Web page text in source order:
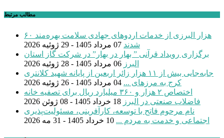
مطالب مرتبط
۶۰ هزار البرزی از خدمات اردوهای جهادی سلامت بهره‌مند
شدند 07 مرداد 1405 - 29 ژوئیه 2026
برگزاری رویداد قرآنی ” بهار در بهار” در شرکت گاز استان
البرز 06 مرداد 1405 - 28 ژوئیه 2026
جابه‌جایی بیش از ۱۱ هزار زائر اربعین از پایانه شهید کلانتری
کرج به مرزهای ... 04 مرداد 1405 - 26 ژوئیه 2026
اختصاص ۲ هزار و ۳۶۰ میلیارد ریال برای تصفیه خانه
فاضلاب صنعتی در البرز 18 خرداد 1405 - 08 ژوئن 2026
نام مرحوم فاتح با توسعه، کارآفرینی، مسئولیت‌پذیری
اجتماعی و خدمت به مردم ... 10 خرداد 1405 - 31 مه 2026